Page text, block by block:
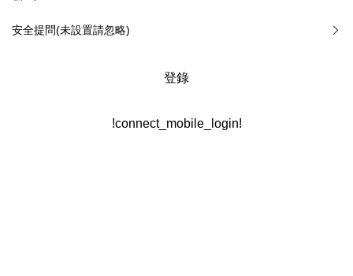
安全提問(未設置請忽略)
登錄
!connect_mobile_login!